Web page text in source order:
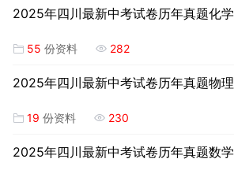
2025年四川最新中考试卷历年真题化学
55 份资料 282
2025年四川最新中考试卷历年真题物理
19 份资料 230
2025年四川最新中考试卷历年真题数学